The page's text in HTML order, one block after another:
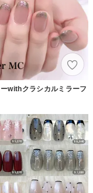
withクラシカルミラーフ